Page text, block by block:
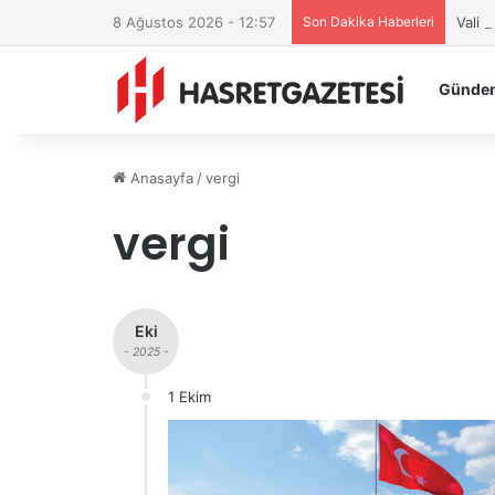
8 Ağustos 2026 - 12:57 Son Dakika Haberleri Vali
Anasayfa /vergi
vergi
Eki
- 2025 -
1 Ekim